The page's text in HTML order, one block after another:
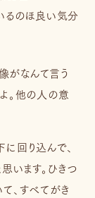
るのほ良い気分
なんて言う
。他の人の意
回り込んで、
います。ひきつ
、すべてがき